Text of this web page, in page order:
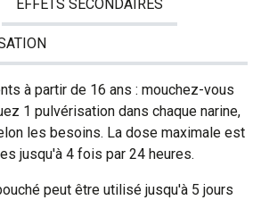
EFFETS SECONDAIRES
à partir de 16 ans : mouchez-vous
1 pulvérisation dans chaque narine,
les besoins. La dose maximale est
jusqu'à 4 fois par 24 heures.
peut être utilisé jusqu'à 5 jours